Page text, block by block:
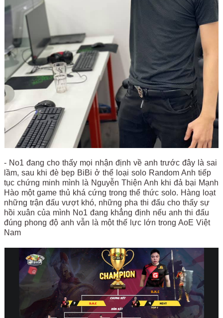
- No1 đang cho thấy mọi nhận định về anh trước đây là sai
lầm, sau khi đè bẹp BiBi ở thể loại solo Random Anh tiếp
tục chứng minh mình là Nguyễn Thiện Anh khi đả bại Mạnh
Hào một game thủ khá cứng trong thể thức solo. Hàng loạt
những trận đấu vượt khó, những pha thi đấu cho thấy sự
hồi xuân của mình No1 đang khẳng định nếu anh thi đấu
đúng phong độ anh vẫn là một thế lực lớn trong AoE Việt
Nam